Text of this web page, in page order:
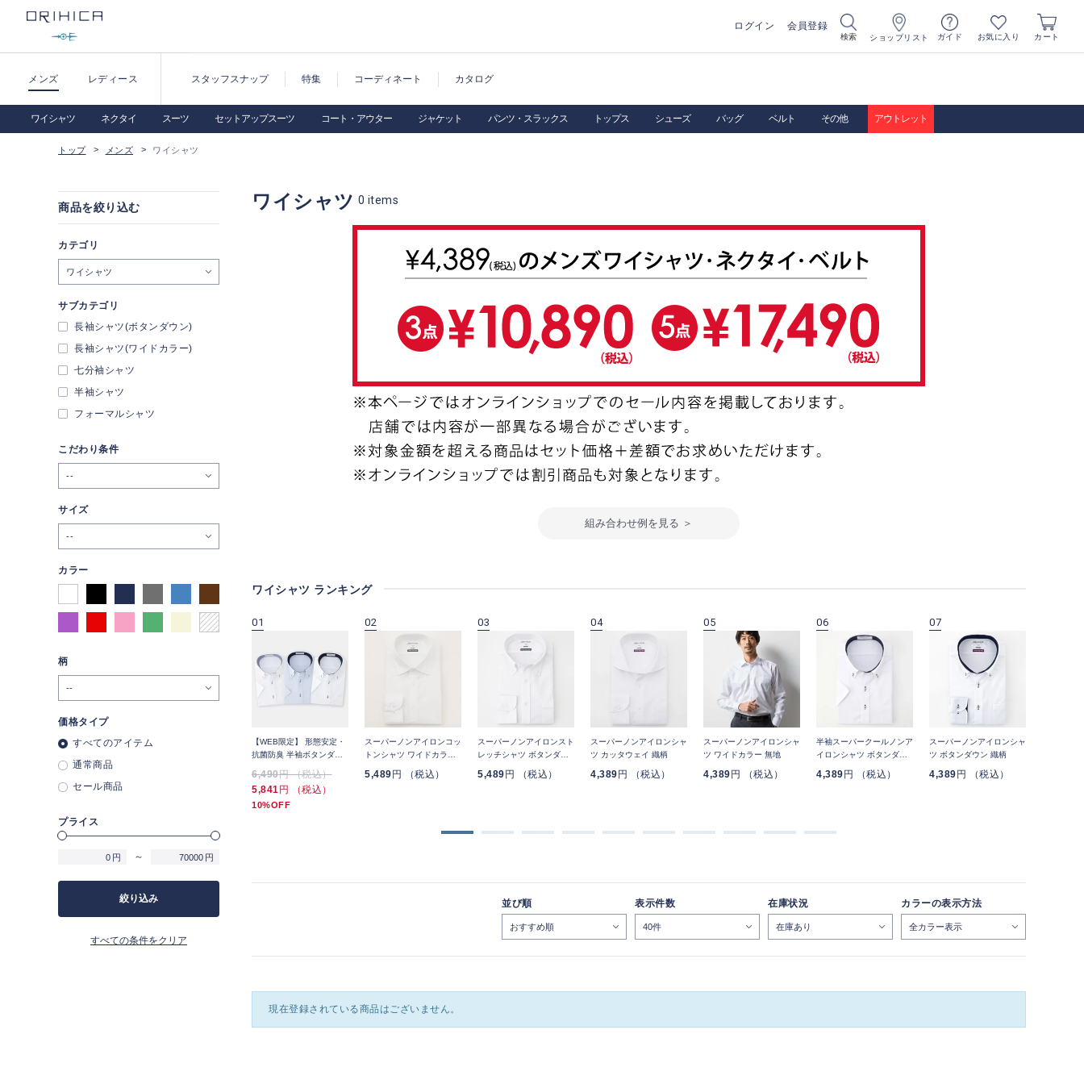
ログイン 会員登録
検索 ショップリスト ガイド お気に入り カート
メンズ レディース スタッフスナップ 特集 コーディネート カタログ
ワイシャツ ネクタイ スーツ セットアップスーツ コート・アウター ジャケット パンツ・スラックス トップス シューズ バッグ ベルト その他 アウトレット
トップ メンズ ワイシャツ
ワイシャツ 0 items
組み合わせ例を見る ＞
ワイシャツ ランキング
スーパーノンアイロンコッ
スーパーノンアイロンシャ
01
【WEB限定】 形態安定・
抗菌防臭 半袖ボタンダウ
6,490円 （税込）
5,841 円 （税込）
10%OFF
02
スーパーノンアイロンコッ
トンシャツ ワイドカラー
5,489 円 （税込）
03
スーパーノンアイロンスト
レッチシャツ ボタンダウ
5,489 円 （税込）
04
スーパーノンアイロンシャ
ツ カッタウェイ 織柄
4,389 円 （税込）
05
スーパーノンアイロンシャ
ツ ワイドカラー 無地
4,389 円 （税込）
06
半袖スーパークールノンア
イロンシャツ ボタンダウ
4,389 円 （税込）
07
スーパーノンアイロンシャ
ツ ボタンダウン 織柄
4,389 円 （税込）
並び順 表示件数 在庫状況 カラーの表示方法
現在登録されている商品はございません。
商品を絞り込む
カテゴリ
ワイシャツ
サブカテゴリ
長袖シャツ(ボタンダウン)
長袖シャツ(ワイドカラー)
七分袖シャツ
半袖シャツ
フォーマルシャツ
こだわり条件
--
サイズ
--
カラー
柄
価格タイプ
すべてのアイテム
通常商品
セール商品
プライス
円 ～ 円
絞り込み
すべての条件をクリア